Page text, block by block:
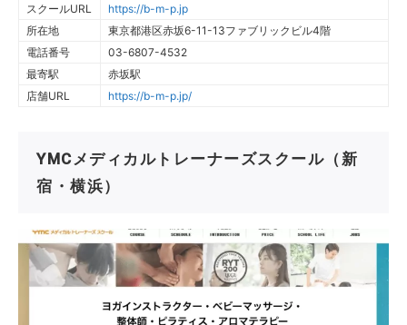
スクールURL
https://b-m-p.jp
所在地
東京都港区赤坂6-11-13ファブリックビル4階
電話番号
03-6807-4532
最寄駅
赤坂駅
店舗URL
https://b-m-p.jp/
YMCメディカルトレーナーズスクール（新
宿・横浜）